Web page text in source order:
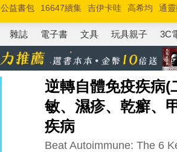
公益書包 16647續集 吉伊卡哇 高希均
通
馬斯克 玩具總動員5 超慢跑
雜誌 電子書 文具 玩具親子 3C
逆轉自體免疫疾病(
敏、濕疹、乾癬、
疾病
Beat Autoimmune: The 6